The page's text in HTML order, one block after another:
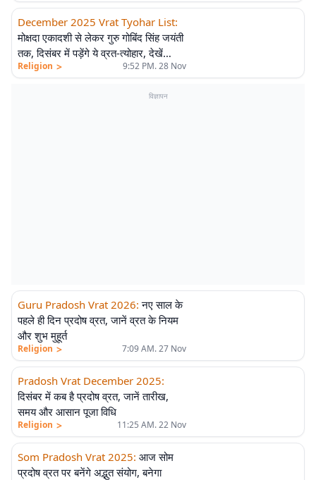
December 2025 Vrat Tyohar List:
मोक्षदा एकादशी से लेकर गुरु गोबिंद सिंह जयंती
तक, दिसंबर में पड़ेंगे ये व्रत-त्योहार, देखें
लिस्ट
Religion > 9:52 PM. 28 Nov
विज्ञापन
Guru Pradosh Vrat 2026: नए साल के
पहले ही दिन प्रदोष व्रत, जानें व्रत के नियम
और शुभ मुहूर्त
Religion > 7:09 AM. 27 Nov
Pradosh Vrat December 2025:
दिसंबर में कब है प्रदोष व्रत, जानें तारीख,
समय और आसान पूजा विधि
Religion > 11:25 AM. 22 Nov
Som Pradosh Vrat 2025: आज सोम
प्रदोष व्रत पर बनेंगे अद्भुत संयोग, बनेगा